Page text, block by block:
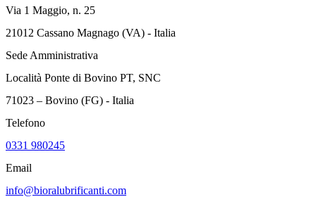
Via 1 Maggio, n. 25
21012 Cassano Magnago (VA) - Italia
Sede Amministrativa
Località Ponte di Bovino PT, SNC
71023 – Bovino (FG) - Italia
Telefono
0331 980245
Email
info@bioralubrificanti.com